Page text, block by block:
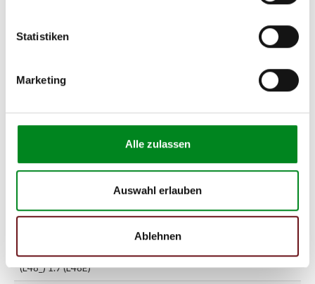
Statistiken
Marketing
Alle zulassen
Auswahl erlauben
Ablehnen
RENAULT 21 Limousine
RENAULT 21 Limousine
RENAULT 21 Limousine
(L48_) 1.7 (L48E)